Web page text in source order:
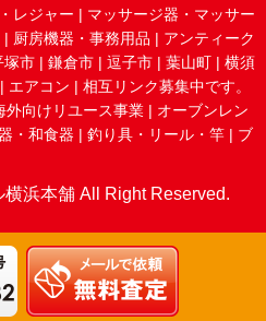
レジャー | マッサージ器・マッサー
| 厨房機器・事務用品 | アンティーク
塚市 | 鎌倉市 | 逗子市 | 葉山町 | 横須
| エアコン | 相互リンク募集中です。
外向けリユース事業 | オーブンレン
・和食器 | 釣り具・リール・竿 | ブ
浜本舗 All Right Reserved.